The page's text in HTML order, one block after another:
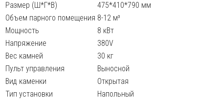
Размер (Ш*Г*В)
475*410*790 мм
Объем парного помещения 8-12 м³
Мощность
8 кВт
Напряжение
380V
Вес камней
30 кг
Пульт управления
Выносной
Вид каменки
Открытая
Тип установки
Напольный